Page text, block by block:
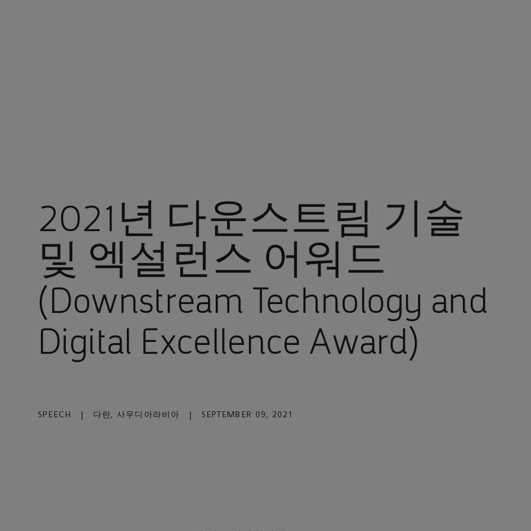
2021년 다운스트림 기술
및 엑설런스 어워드
(Downstream Technology and
Digital Excellence Award)
SPEECH 다란, 사우디아라비아 SEPTEMBER 09, 2021